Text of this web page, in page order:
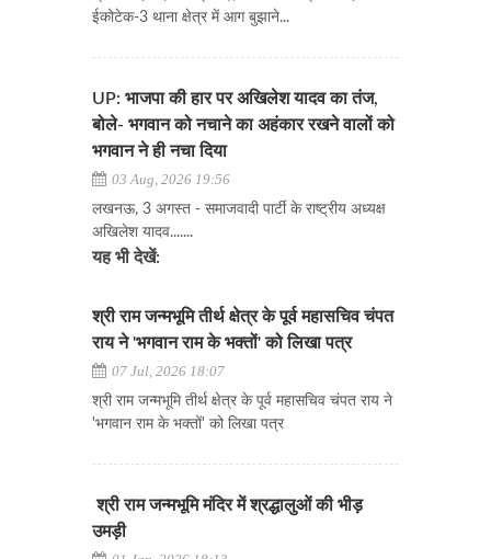
ईकोटेक-3 थाना क्षेत्र में आग बुझाने...
UP: भाजपा की हार पर अखिलेश यादव का तंज,
बोले- भगवान को नचाने का अहंकार रखने वालों को
भगवान ने ही नचा दिया
03 Aug, 2026 19:56
लखनऊ, 3 अगस्त - समाजवादी पार्टी के राष्ट्रीय अध्यक्ष
अखिलेश यादव.......
यह भी देखें:
श्री राम जन्मभूमि तीर्थ क्षेत्र के पूर्व महासचिव चंपत
राय ने 'भगवान राम के भक्तों' को लिखा पत्र
07 Jul, 2026 18:07
श्री राम जन्मभूमि तीर्थ क्षेत्र के पूर्व महासचिव चंपत राय ने
'भगवान राम के भक्तों' को लिखा पत्र
श्री राम जन्मभूमि मंदिर में श्रद्धालुओं की भीड़
उमड़ी